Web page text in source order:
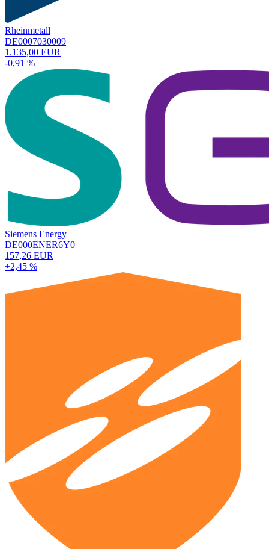
Rheinmetall
DE0007030009
1.135,00 EUR
-0,91 %
Siemens Energy
DE000ENER6Y0
157,26 EUR
+2,45 %